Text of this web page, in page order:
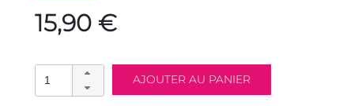
15,90 €